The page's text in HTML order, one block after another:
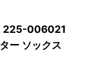
225-006021
ー ソックス